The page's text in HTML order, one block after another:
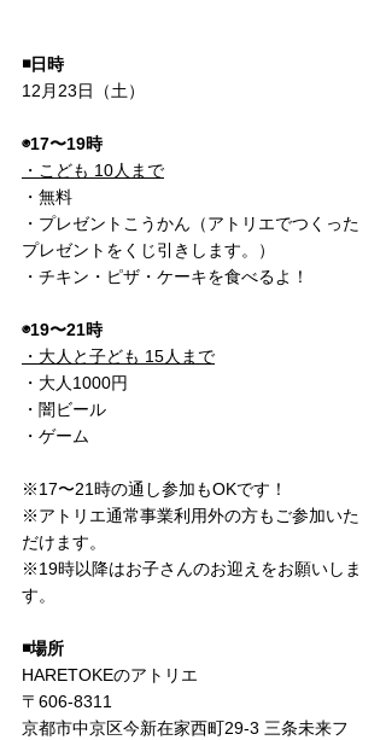
◾️日時
12月23日（土）
◉17〜19時
・こども 10人まで
・無料
・プレゼントこうかん（アトリエでつくった
プレゼントをくじ引きします。）
・チキン・ピザ・ケーキを食べるよ！
◉19〜21時
・大人と子ども 15人まで
・大人1000円
・闇ビール
・ゲーム
※17〜21時の通し参加もOKです！
※アトリエ通常事業利用外の方もご参加いた
だけます。
※19時以降はお子さんのお迎えをお願いしま
す。
◾️場所
HARETOKEのアトリエ
〒606-8311
京都市中京区今新在家西町29-3 三条未来フ